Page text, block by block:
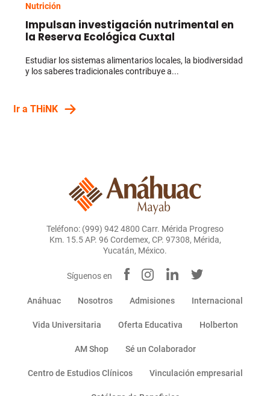
Nutrición
Impulsan investigación nutrimental en
la Reserva Ecológica Cuxtal
Estudiar los sistemas alimentarios locales, la biodiversidad
y los saberes tradicionales contribuye a...
Ir a THiNK
Teléfono: (999) 942 4800 Carr. Mérida Progreso
Km. 15.5 AP. 96 Cordemex, CP. 97308, Mérida,
Yucatán, México.
Síguenos en
Anáhuac Nosotros Admisiones Internacional
Vida Universitaria Oferta Educativa Holberton
AM Shop Sé un Colaborador
Centro de Estudios Clínicos Vinculación empresarial